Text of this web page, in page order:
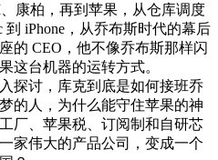
康柏，再到苹果，从仓库调度
iPhone，从乔布斯时代的幕后
的 CEO，他不像乔布斯那样闪
这台机器的运转方式。
探讨，库克到底是如何接班乔
的人，为什么能守住苹果的神
厂、苹果税、订阅制和自研芯
家伟大的产品公司，变成一个